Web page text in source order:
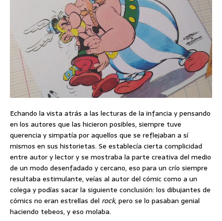
Echando la vista atrás a las lecturas de la infancia y pensando
en los autores que las hicieron posibles, siempre tuve
querencia y simpatía por aquellos que se reflejaban a sí
mismos en sus historietas. Se establecía cierta complicidad
entre autor y lector y se mostraba la parte creativa del medio
de un modo desenfadado y cercano, eso para un crío siempre
resultaba estimulante, veías al autor del cómic como a un
colega y podías sacar la siguiente conclusión: los dibujantes de
cómics no eran estrellas del rock, pero se lo pasaban genial
haciendo tebeos, y eso molaba.